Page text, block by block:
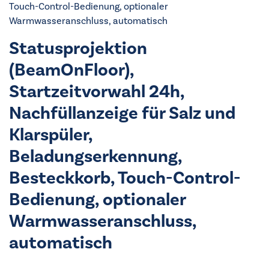
Touch-Control-Bedienung, optionaler
Warmwasseranschluss, automatisch
Statusprojektion
(BeamOnFloor),
Startzeitvorwahl 24h,
Nachfüllanzeige für Salz und
Klarspüler,
Beladungserkennung,
Besteckkorb, Touch-Control-
Bedienung, optionaler
Warmwasseranschluss,
automatisch